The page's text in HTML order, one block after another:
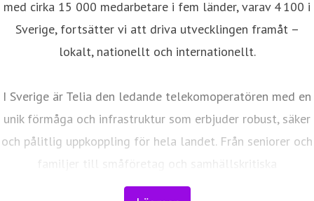
med cirka 15 000 medarbetare i fem länder, varav 4 100 i
Sverige, fortsätter vi att driva utvecklingen framåt –
lokalt, nationellt och internationellt.
I Sverige är Telia den ledande telekomoperatören med en
unik förmåga och infrastruktur som erbjuder robust, säker
och pålitlig uppkoppling för hela landet. Från seniorer och
familjer till småföretag och samhällskritiska
verksamheter. Vi möjliggör digitaliseringens kraft i